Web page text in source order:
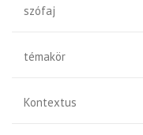
szófaj
témakör
Kontextus